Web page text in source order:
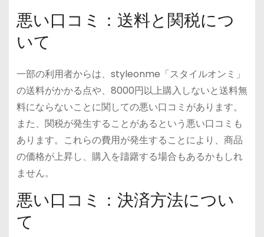
悪い口コミ：送料と関税につ
いて
一部の利用者からは、styleonme「スタイルオンミ」
の送料がかかる点や、8000円以上購入しないと送料無
料にならないことに関しての悪い口コミがあります。
また、関税が発生することがあるという悪い口コミも
あります。これらの費用が発生することにより、商品
の価格が上昇し、購入を躊躇する場合もあるかもしれ
ません。
悪い口コミ：決済方法につい
て